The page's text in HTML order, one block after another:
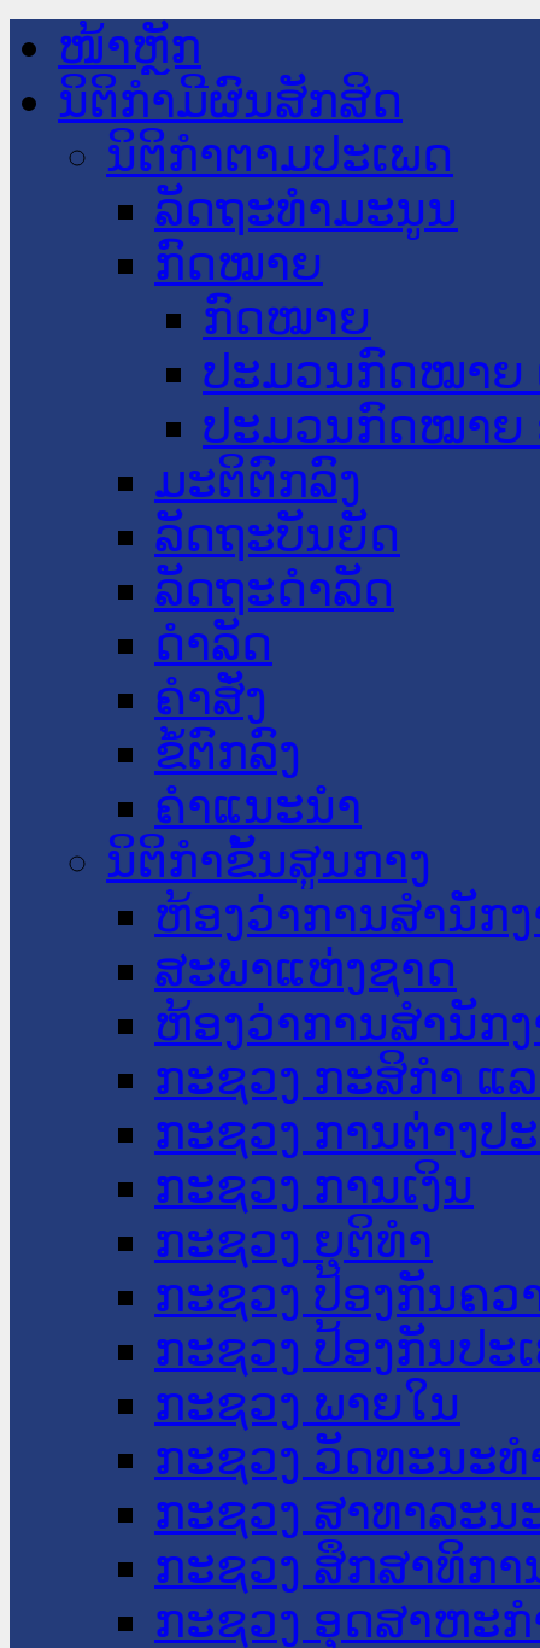
ໜ້າຫຼັກ
ນິຕິກໍາມີຜົນສັກສິດ
ນິຕິກໍາຕາມປະເພດ
ລັດຖະທໍາມະນູນ
ກົດໝາຍ
ກົດໝາຍ
ປະມວນກົດໝາຍ
ປະມວນກົດໝາຍ
ມະຕິຕົກລົງ
ລັດຖະບັນຍັດ
ລັດຖະດໍາລັດ
ດໍາລັດ
ຄໍາສັ່ງ
ຂໍ້ຕົກລົງ
ຄໍາແນະນໍາ
ນິຕິກໍາຂັ້ນສູນກາງ
ຫ້ອງວ່າການສໍານັກ
ສະພາແຫ່ງຊາດ
ຫ້ອງວ່າການສຳນັກ
ກະຊວງ ກະສິກຳ ແ
ກະຊວງ ການຕ່າງປ
ກະຊວງ ການເງິນ
ກະຊວງ ຍຸຕິທໍາ
ກະຊວງ ປ້ອງກັນຄວ
ກະຊວງ ປ້ອງກັນປະ
ກະຊວງ ພາຍໃນ
ກະຊວງ ວັດທະນະ
ກະຊວງ ສາທາລະນ
ກະຊວງ ສຶກສາທິກາ
ກະຊວງ ອຸດສາຫະ